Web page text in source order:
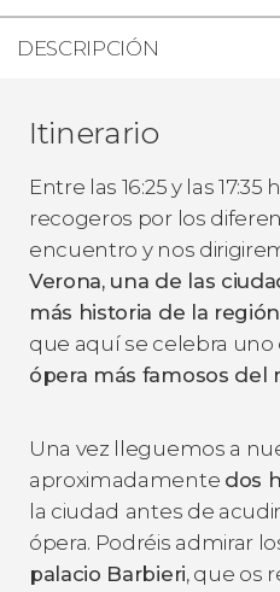
DESCRIPCIÓN
Itinerario
Entre las 16:25 y las
recogeros por los
encuentro y nos
Verona, una de las
más historia de la
que aquí se celebra
ópera más famosos del
Una vez lleguemos a
aproximadamente dos
la ciudad antes de
ópera. Podréis admirar
palacio Barbieri, que os